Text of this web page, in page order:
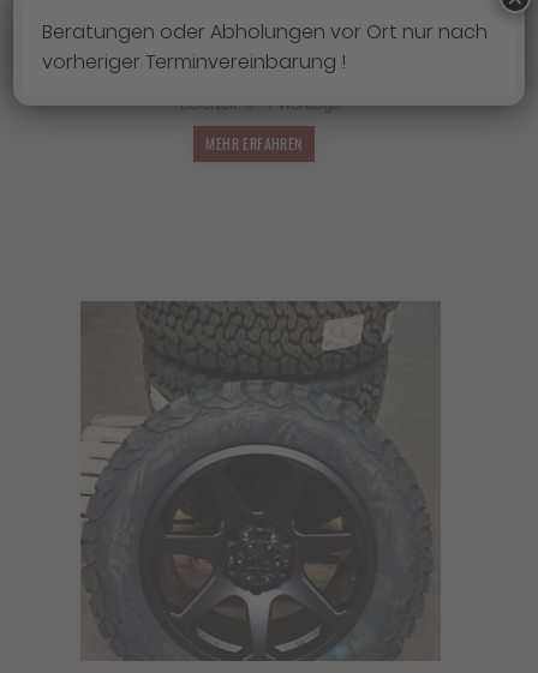
4X FELGEN DIRT D42 9×18 ET25 5×120
1.499,00€
Lieferzeit:3 - 7 Werktage
MEHR ERFAHREN
Beratungen oder Abholungen vor Ort nur nach
vorheriger Terminvereinbarung !